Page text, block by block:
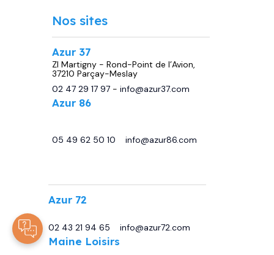
Nos sites
Azur 37
ZI Martigny - Rond-Point de l’Avion,
37210 Parçay-Meslay
02 47 29 17 97- info@azur37.com
Azur 86
05 49 62 50 10
info@azur86.com
Azur 72
02 43 21 94 65
info@azur72.com
Maine Loisirs